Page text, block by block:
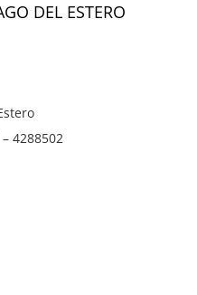
DEL ESTERO
4288502